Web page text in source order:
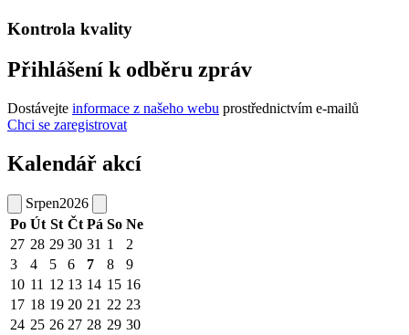
Kontrola kvality
Přihlášení k odběru zpráv
Dostávejte informace z našeho webu prostřednictvím e-mailů
Chci se zaregistrovat
Kalendář akcí
Srpen2026
Po Út St Čt Pá So Ne
27 28 29 30 31 1
2
3
4 5 6 7 8
9
10 11 12 13 14 15 16
17 18 19 20 21 22 23
24 25 26 27 28 29 30